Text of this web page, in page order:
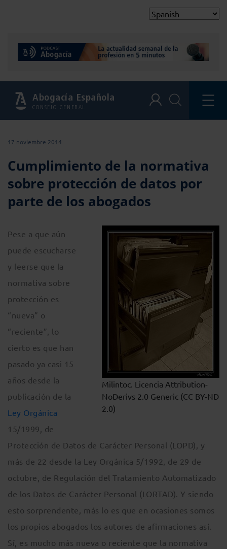
Abogacía Española
CONSEJO GENERAL
17 noviembre 2014
Cumplimiento de la normativa
sobre protección de datos por
parte de los abogados
Milintoc. Licencia Attribution-
NoDerivs 2.0 Generic (CC BY-ND
2.0)
Pese a que aún
puede escucharse
y leerse que la
normativa sobre
protección es
“nueva” o
“reciente”, lo
cierto es que han
pasado ya casi 15
años desde la
publicación de la
Ley Orgánica
15/1999, de
Protección de Datos de Carácter Personal (LOPD), y
más de 22 desde la Ley Orgánica 5/1992, de 29 de
octubre, de Regulación del Tratamiento Automatizado
de los Datos de Carácter Personal (LORTAD). Y siendo
esto sorprendente, más lo es que en ocasiones somos
los propios abogados los autores de afirmaciones así.
Sí, es mucho más nueva o reciente que la normativa